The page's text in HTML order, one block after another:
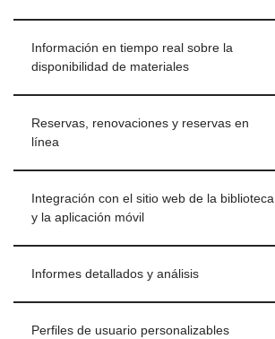
Información en tiempo real sobre la
disponibilidad de materiales
Reservas, renovaciones y reservas en
línea
Integración con el sitio web de la biblioteca
y la aplicación móvil
Informes detallados y análisis
Perfiles de usuario personalizables